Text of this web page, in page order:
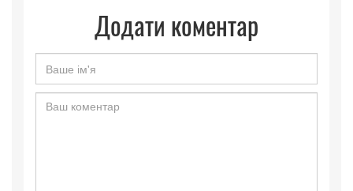
Додати коментар